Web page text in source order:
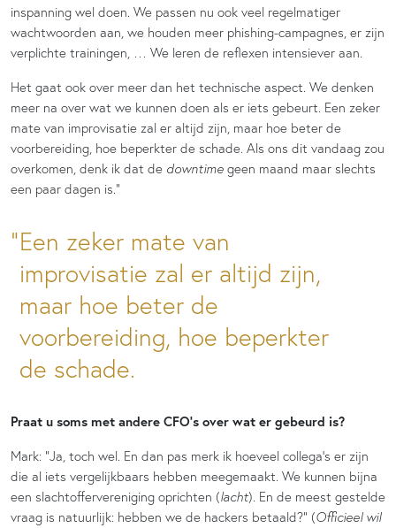
inspanning wel doen. We passen nu ook veel regelmatiger
wachtwoorden aan, we houden meer phishing-campagnes, er zijn
verplichte trainingen, … We leren de reflexen intensiever aan.
Het gaat ook over meer dan het technische aspect. We denken
meer na over wat we kunnen doen als er iets gebeurt. Een zeker
mate van improvisatie zal er altijd zijn, maar hoe beter de
voorbereiding, hoe beperkter de schade. Als ons dit vandaag zou
overkomen, denk ik dat de downtime geen maand maar slechts
een paar dagen is.”
Een zeker mate van
improvisatie zal er altijd zijn,
maar hoe beter de
voorbereiding, hoe beperkter
de schade.
Praat u soms met andere CFO’s over wat er gebeurd is?
Mark: “Ja, toch wel. En dan pas merk ik hoeveel collega’s er zijn
die al iets vergelijkbaars hebben meegemaakt. We kunnen bijna
een slachtoffervereniging oprichten (lacht). En de meest gestelde
vraag is natuurlijk: hebben we de hackers betaald?” (Officieel wil